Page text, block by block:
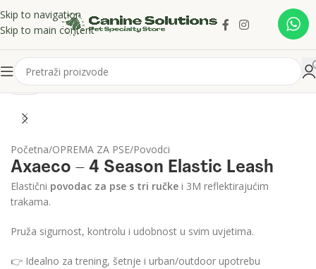
Skip to navigation
Skip to main content
Click to enlarge
Početna/OPREMA ZA PSE/Povodci
Axaeco – 4 Season Elastic Leash
Elastični povodac za pse s tri ručke i 3M reflektirajućim
trakama.
Pruža sigurnost, kontrolu i udobnost u svim uvjetima.
👉 Idealno za trening, šetnje i urban/outdoor upotrebu